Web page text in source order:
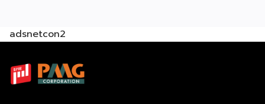
ของกรมฯ นายพูนพงษ์ นัยนาภากรณ์ อธิบดีกรมพัฒนาธุรกิจ
“งานแฟรนไชส์ เอ็กซ์โป ไทยแลนด์ บาย สมาร์ท เอสเอ็มอี เอ็กซ์
โป (Franchise Expo Thailand by Smart SME Expo)” ซึ่ง
adsnetcon2